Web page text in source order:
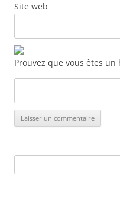
Site web
Prouvez que vous êtes un